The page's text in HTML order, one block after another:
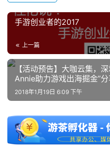
手游创业者的2017
上一篇
【活动预告】大咖云集，
Annie助力游戏出海掘金”
2018年1月19日 6:09 下午